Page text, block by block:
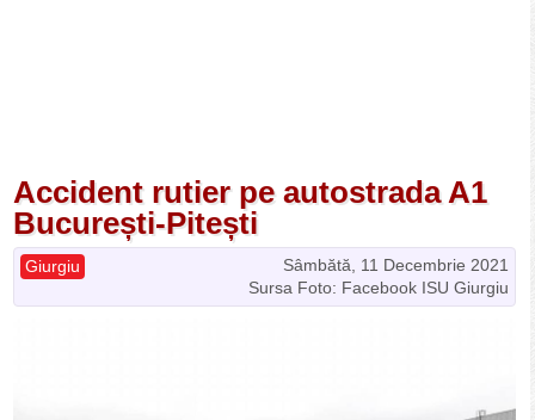
Accident rutier pe autostrada A1
București-Pitești
Sâmbătă, 11 Decembrie 2021
Giurgiu
Sursa Foto: Facebook ISU Giurgiu